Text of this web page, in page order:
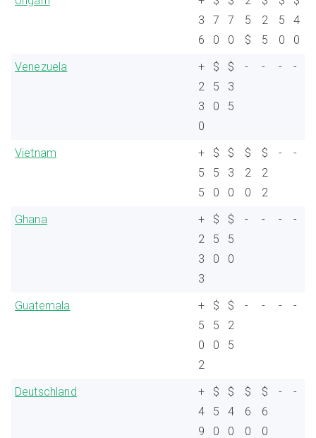
3
6
7
0
7
0
5
$
2
5
5
0
4
0
Venezuela
+
2
3
0
$
5
0
$
3
5
- - - -
Vietnam
+
5
5
$
5
0
$
3
0
$
2
0
$
2
2
- -
Ghana
+
2
3
3
$
5
0
$
5
0
- - - -
Guatemala
+
5
0
2
$
5
0
$
2
5
- - - -
Deutschland
+
4
9
$
5
0
$
4
0
$
6
0
$
6
0
- -